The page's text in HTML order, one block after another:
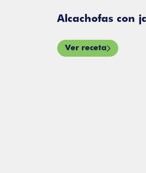
Alcachofas con
Ver receta